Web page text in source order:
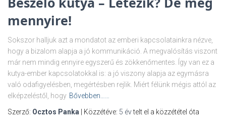
mennyire!
Sokszor halljuk azt a mondatot az emberi kapcsolatainkra nézve,
hogy a bizalom alapja a jó kommunikáció. A megvalósítás viszont
már nem mindig ennyire egyszerű és zökkenőmentes. Így van ez a
kutya-ember kapcsolatokkal is: a jó viszony alapja az egymásra
való odafigyelésben, megértésben rejlik. Miért félünk mégis attól az
elképzeléstől, hogy Bővebben……
Szerző: Ocztos Panka | Közzétéve: 5 évtelt el a közzététel óta